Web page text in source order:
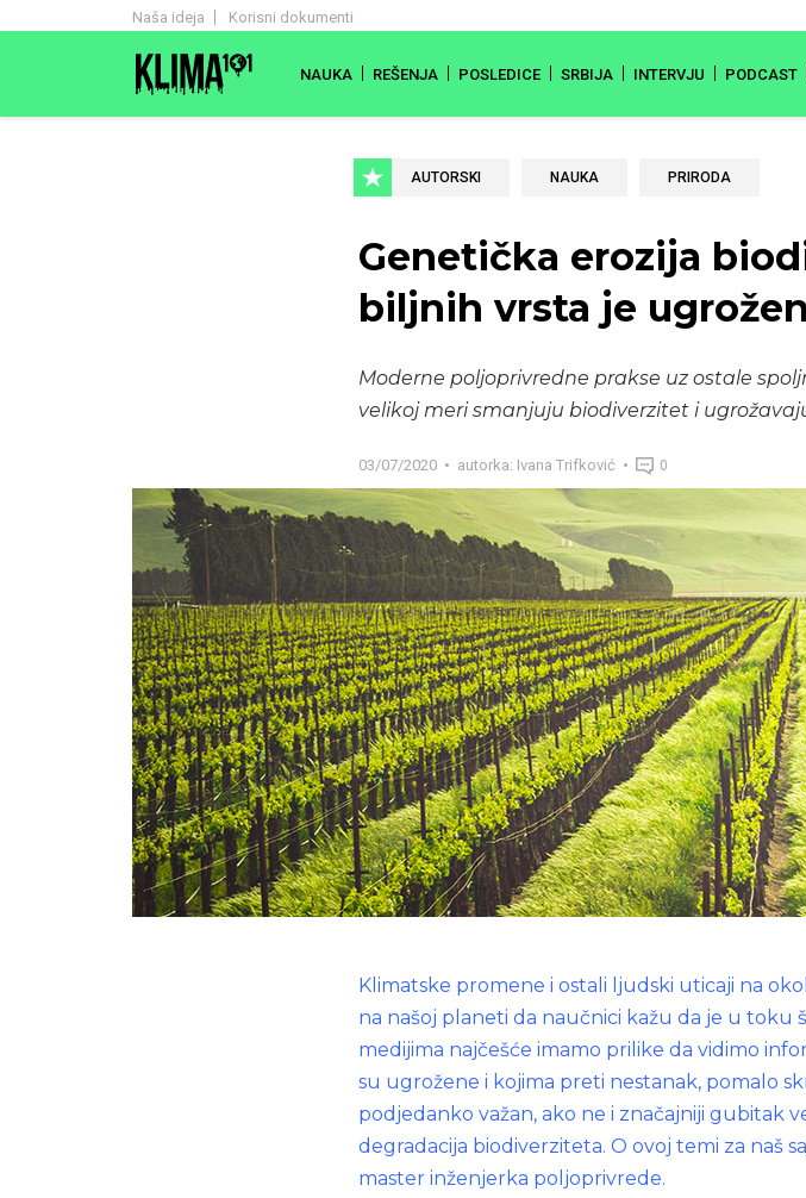
Naša ideja Korisni dokumenti
NAUKA REŠENJA POSLEDICE SRBIJA INTERVJU PODCAST
AUTORSKI NAUKA PRIRODA
Genetička erozija
biljnih vrsta je
Moderne poljoprivredne prakse uz ostale
velikoj meri smanjuju biodiverzitet i
03/07/2020 autorka: Ivana Trifković 0
Klimatske promene i ostali ljudski uticaji na
na našoj planeti da naučnici kažu da je u toku
medijima najčešće imamo prilike da vidimo
su ugrožene i kojima preti nestanak, pomalo
podjedanko važan, ako ne i značajniji gubitak
degradacija biodiverziteta. O ovoj temi za naš
master inženjerka poljoprivrede.